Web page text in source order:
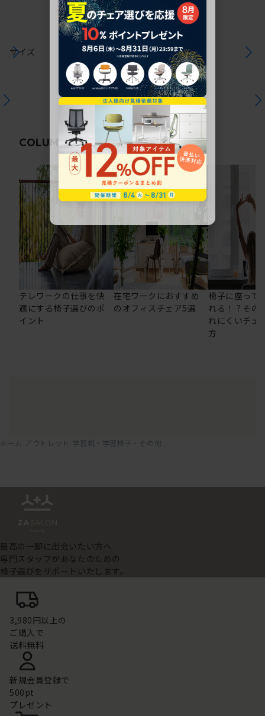
サイズ
COLUMN関連コラム
テレワークの仕事を快
適にする椅子選びのポ
イント
在宅ワークにおすすめ
のオフィスチェア5選
椅子に座って
れる！？その
れにくいチェ
方
ホーム アウトレット 学習机・学習椅子・その他
最高の一脚に出会いたい方へ
専門スタッフがあなたのための
椅子選びをサポートいたします。
3,980円以上の
ご購入で
送料無料
新規会員登録で
500pt
プレゼント